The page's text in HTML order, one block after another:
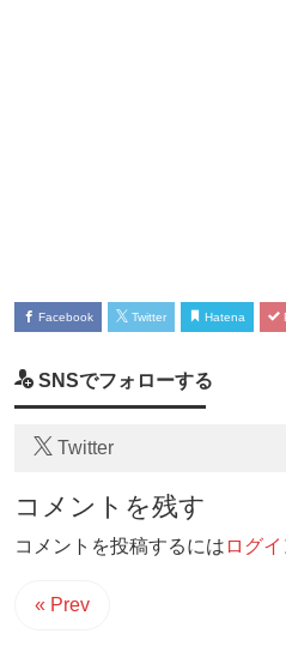
Facebook Twitter Hatena
SNSでフォローする
Twitter
コメントを残す
コメントを投稿するには ログイ
« Prev